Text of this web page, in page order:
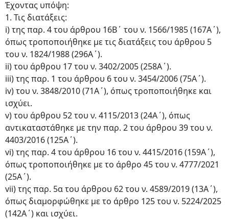
Έχοντας υπόψη:
1. Τις διατάξεις:
i) της παρ. 4 του άρθρου 16Β΄ του ν. 1566/1985 (167Α΄),
όπως τροποποιήθηκε με τις διατάξεις του άρθρου 5
του ν. 1824/1988 (296Α΄).
ii) του άρθρου 17 του ν. 3402/2005 (258Α΄).
iii) της παρ. 1 του άρθρου 6 του ν. 3454/2006 (75Α΄).
iv) του ν. 3848/2010 (71Α΄), όπως τροποποιήθηκε και
ισχύει.
v) του άρθρου 52 του ν. 4115/2013 (24Α΄), όπως
αντικαταστάθηκε με την παρ. 2 του άρθρου 39 του ν.
4403/2016 (125Α΄).
vi) της παρ. 4 του άρθρου 16 του ν. 4415/2016 (159Α΄),
όπως τροποποιήθηκε με το άρθρο 45 του ν. 4777/2021
(25Α΄).
vii) της παρ. 5α του άρθρου 62 του ν. 4589/2019 (13Α΄),
όπως διαμορφώθηκε με το άρθρο 125 του ν. 5224/2025
(142Α΄) και ισχύει.